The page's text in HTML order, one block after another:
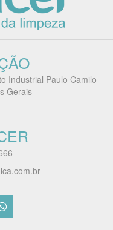
Industrial Paulo Camilo
Gerais